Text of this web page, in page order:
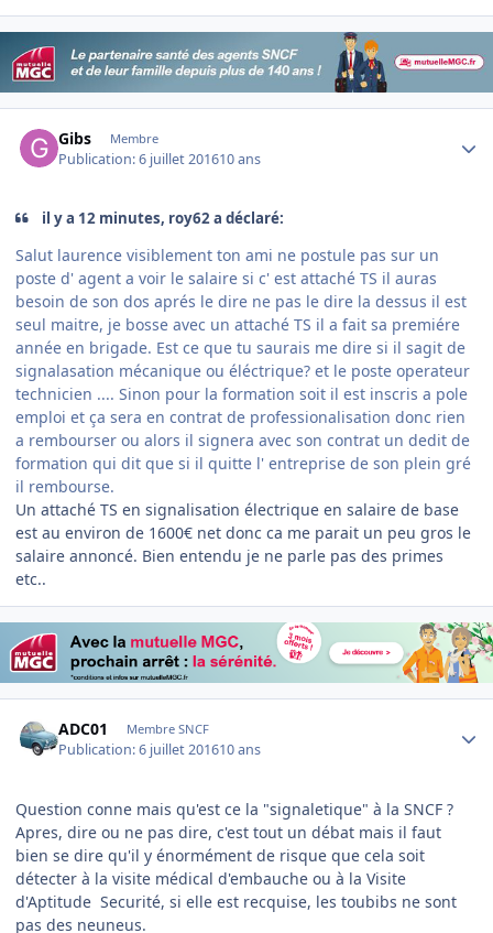
Gibs Membre
Publication:6 juillet 201610 ans
il y a 12 minutes, roy62 a déclaré:
Salut laurence visiblement ton ami ne postule pas sur un
poste d' agent a voir le salaire si c' est attaché TS il auras
besoin de son dos aprés le dire ne pas le dire la dessus il est
seul maitre, je bosse avec un attaché TS il a fait sa premiére
année en brigade. Est ce que tu saurais me dire si il sagit de
signalasation mécanique ou éléctrique? et le poste operateur
technicien .... Sinon pour la formation soit il est inscris a pole
emploi et ça sera en contrat de professionalisation donc rien
a rembourser ou alors il signera avec son contrat un dedit de
formation qui dit que si il quitte l' entreprise de son plein gré
il rembourse.
Un attaché TS en signalisation électrique en salaire de base
est au environ de 1600€ net donc ca me parait un peu gros le
salaire annoncé. Bien entendu je ne parle pas des primes
etc..
ADC01 Membre SNCF
Publication:6 juillet 201610 ans
Question conne mais qu'est ce la "signaletique" à la SNCF ?
Apres, dire ou ne pas dire, c'est tout un débat mais il faut
bien se dire qu'il y énormément de risque que cela soit
détecter à la visite médical d'embauche ou à la Visite
d'Aptitude Securité, si elle est recquise, les toubibs ne sont
pas des neuneus.